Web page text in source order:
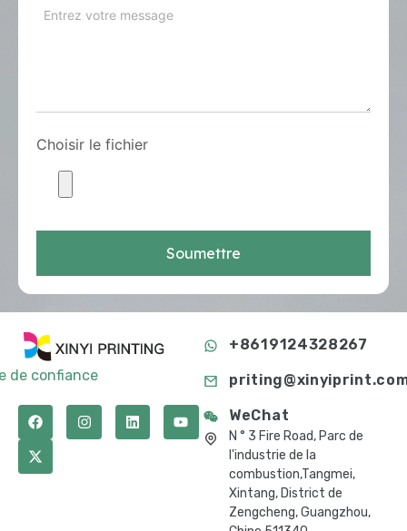
Choisir le fichier
Soumettre
de confiance
+8619124328267
WeChat
N ° 3 Fire Road, Parc de
l'industrie de la
combustion,Tangmei,
Xintang, District de
Zengcheng, Guangzhou,